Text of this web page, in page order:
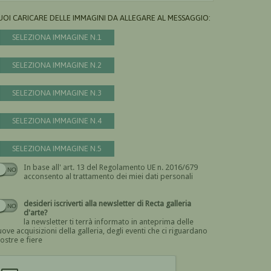
CARICARE DELLE IMMAGINI DA ALLEGARE AL MESSAGGIO:
SELEZIONA IMMAGINE N.1
SELEZIONA IMMAGINE N.2
SELEZIONA IMMAGINE N.3
SELEZIONA IMMAGINE N.4
SELEZIONA IMMAGINE N.5
In base all' art. 13 del Regolamento UE n. 2016/679
acconsento al trattamento dei miei dati personali
Devi dare il consenso
desideri iscriverti alla newsletter di Recta galleria
d'arte?
la newsletter ti terrà informato in anteprima delle
acquisizioni della galleria, degli eventi che ci riguardano
e fiere